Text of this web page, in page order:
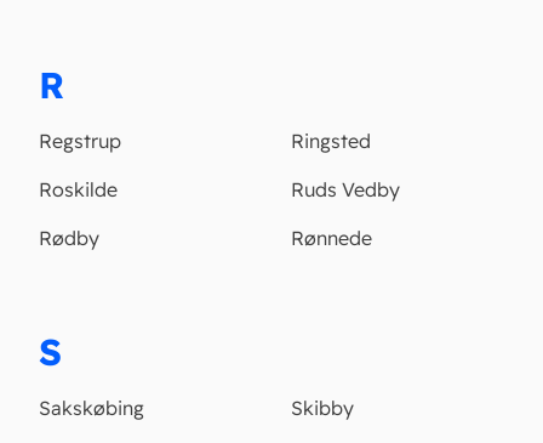
R
Regstrup
Ringsted
Roskilde
Ruds Vedby
Rødby
Rønnede
S
Sakskøbing
Skibby